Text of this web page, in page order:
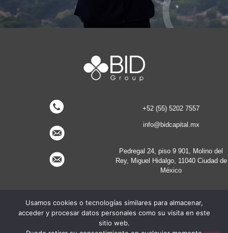
+52 (55) 5202 7557
info@bidcapital.mx
Pedregal 24, piso 9 901, Molino del
Rey, Miguel Hidalgo, 11040 Ciudad de
México
Usamos cookies o tecnologías similares para almacenar,
acceder y procesar datos personales como su visita en este
sitio web.